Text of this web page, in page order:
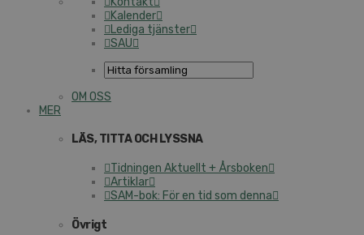
Kalender
Lediga tjänster
SAU
OM OSS
MER
LÄS, TITTA OCH LYSSNA
Tidningen Aktuellt + Årsboken
Artiklar
SAM-bok: För en tid som denna
Övrigt